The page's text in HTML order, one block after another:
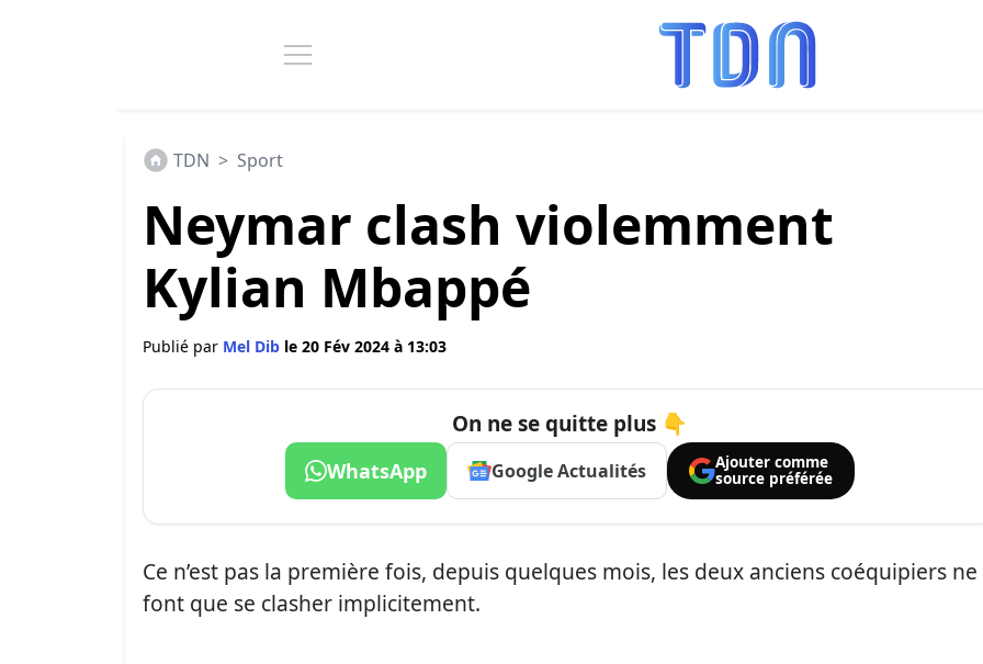
TDN > Sport
Neymar clash violemment
Kylian Mbappé
Publié par Mel Dib le 20 Fév 2024 à 13:03
On ne se quitte plus 👇
WhatsApp Google Actualités
Ajouter comme
source préférée
Ce n’est pas la première fois, depuis quelques mois, les deux anciens coéquipiers ne
font que se clasher implicitement.